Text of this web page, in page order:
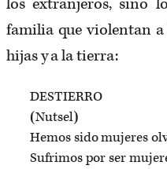
los extranjeros, sino
familia que violentan a
hijas y a la tierra:
DESTIERRO
(Nutsel)
Hemos sido mujeres
Sufrimos por ser